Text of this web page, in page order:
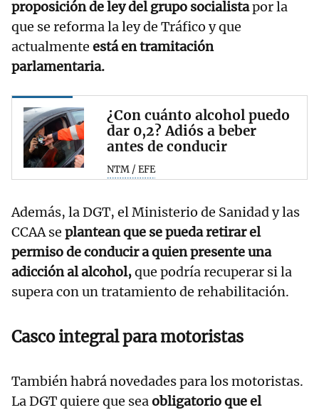
proposición de ley del grupo socialistapor la
que se reforma la ley de Tráfico y que
actualmente está en tramitación
parlamentaria.
¿Con cuánto alcohol puedo
dar 0,2? Adiós a beber
antes de conducir
NTM / EFE
Además, la DGT, el Ministerio de Sanidad y las
CCAA se plantean que se pueda retirar el
permiso de conducir a quien presente una
adicción al alcohol,que podría recuperar si la
supera con un tratamiento de rehabilitación.
Casco integral para motoristas
También habrá novedades para los motoristas.
La DGT quiere que seaobligatorio que el